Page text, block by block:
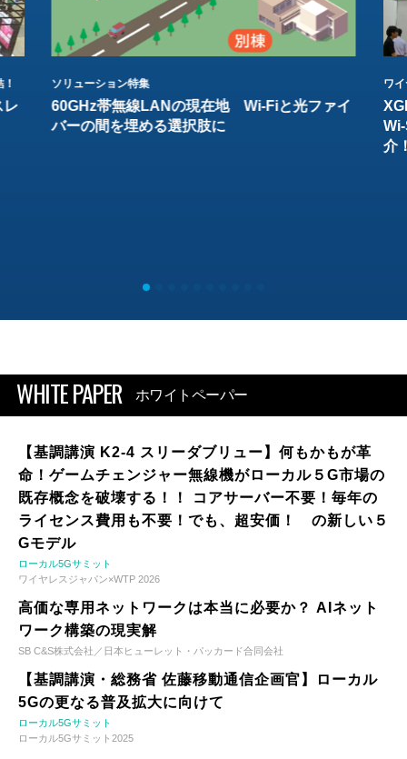
レ
ソリューション特集
60GHz帯無線LANの現在地 Wi-Fiと光ファイ
バーの間を埋める選択肢に
ワ
介
WHITE PAPER ホワイトペーパー
【基調講演 K2-4 スリーダブリュー】何もかもが革
命！ゲームチェンジャー無線機がローカル５G市場の
既存概念を破壊する！！ コアサーバー不要！毎年の
ライセンス費用も不要！でも、超安価！ の新しい５
Gモデル
ローカル5Gサミット
ワイヤレスジャパン×WTP 2026
高価な専用ネットワークは本当に必要か？ AIネット
ワーク構築の現実解
SB C&S株式会社／日本ヒューレット・パッカード合同会社
【基調講演・総務省 佐藤移動通信企画官】ローカル
5Gの更なる普及拡大に向けて
ローカル5Gサミット
ローカル5Gサミット2025